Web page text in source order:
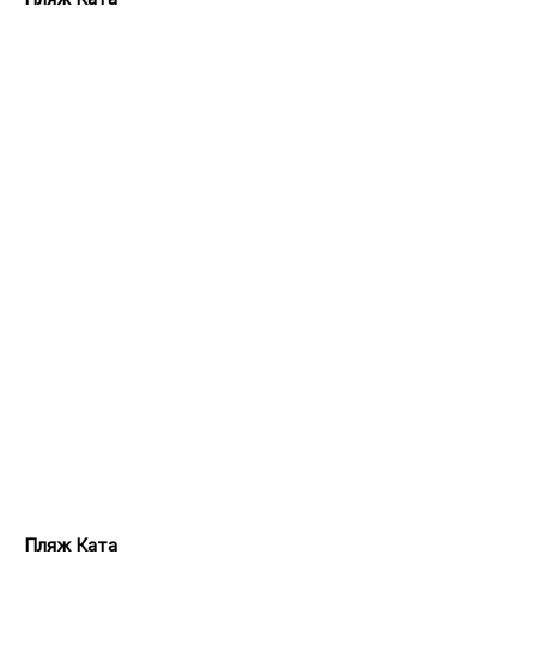
Пляж Ката